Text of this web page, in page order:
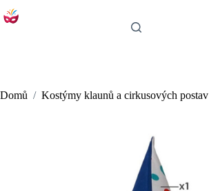
to
Domů / Kostýmy klaunů a cirkusových postav